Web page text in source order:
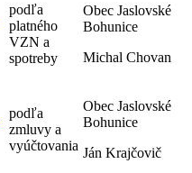
podľa
platného
VZN a
spotreby
Obec Jaslovské
Bohunice
Michal Chovan
podľa
zmluvy a
vyúčtovania
Obec Jaslovské
Bohunice
Ján Krajčovič